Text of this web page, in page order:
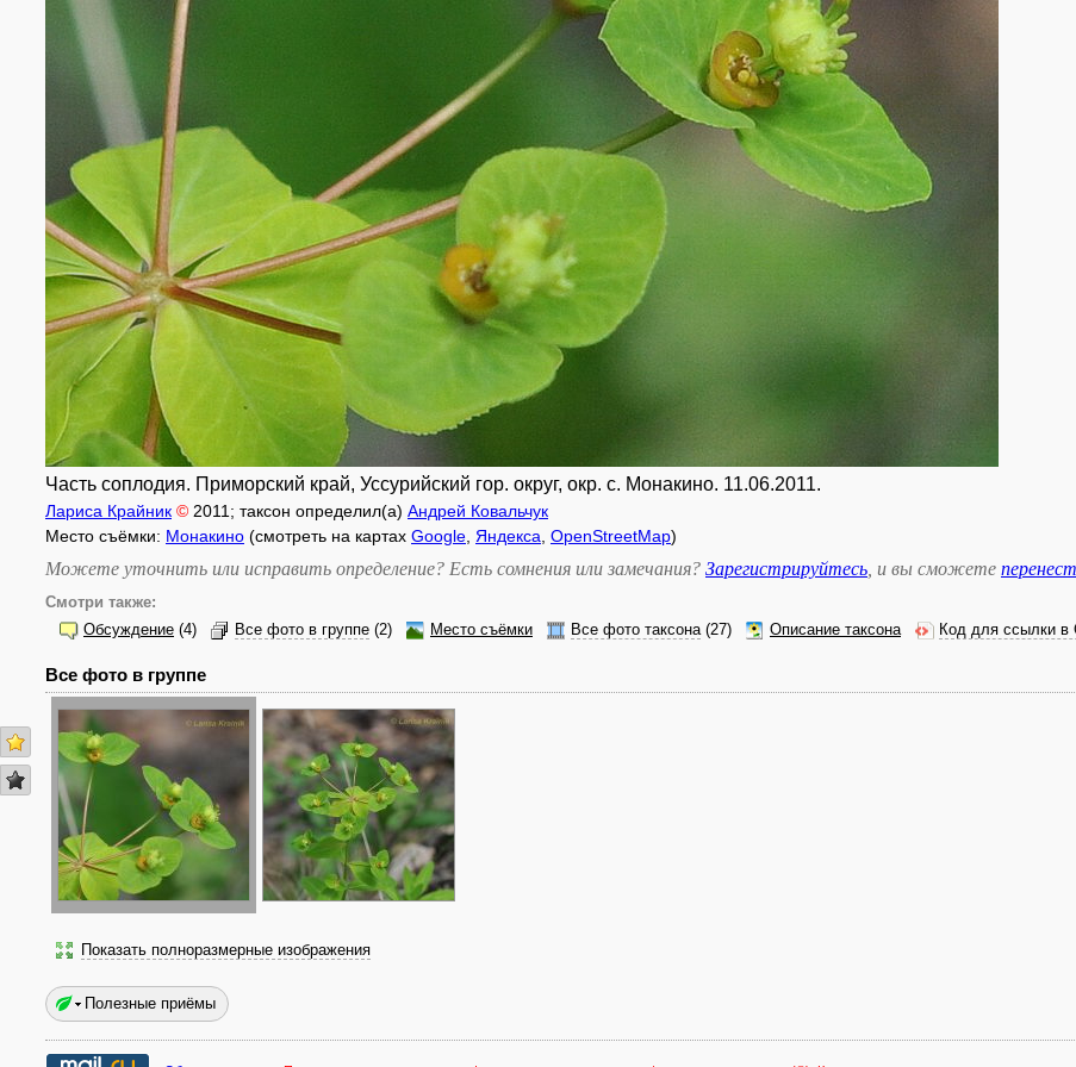
Часть соплодия. Приморский край, Уссурийский гор. округ, окр. с. Монакино. 11.06.2011.
Лариса Крайник © 2011 ; таксон определил(а) Андрей Ковальчук
Место съёмки: Монакино (смотреть на картах Google Яндекса OpenStreetMap)
Можете уточнить или исправить определение? Есть сомнения или замечания? Зарегистрируйтесь , и вы сможете
Смотри также:
Обсуждение (4) Все фото в группе (2) Место съёмки Все фото таксона(27) Описание таксона Код для ссылки в
Все фото в группе
Показать полноразмерные изображения
Полезные приёмы